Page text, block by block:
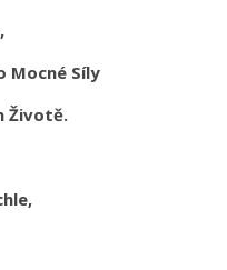
Mocné Síly
Životě.